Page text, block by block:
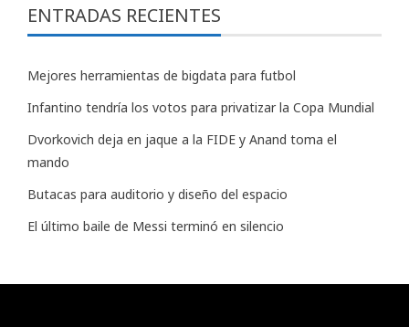
ENTRADAS RECIENTES
Mejores herramientas de bigdata para futbol
Infantino tendría los votos para privatizar la Copa Mundial
Dvorkovich deja en jaque a la FIDE y Anand toma el
mando
Butacas para auditorio y diseño del espacio
El último baile de Messi terminó en silencio